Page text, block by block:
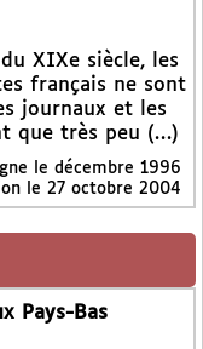
XIXe siècle, les
français ne sont
journaux et les
que très peu (…)
le décembre 1996
le 27 octobre 2004
Pays-Bas